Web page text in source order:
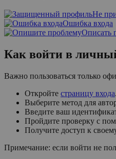
Не
Ошибка входа
Описать
Как войти в
Важно пользоваться только
Откройте страницу входа.
Выберите метод для
Введите ваш
Пройдите проверку с
Получите доступ к
Примечание: если войти не